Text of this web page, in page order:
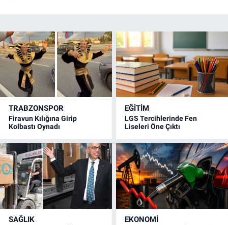
TRABZONSPOR
Firavun Kılığına Girip
Kolbastı Oynadı
EĞİTİM
LGS Tercihlerinde Fen
Liseleri Öne Çıktı
SAĞLIK EKONOMİ